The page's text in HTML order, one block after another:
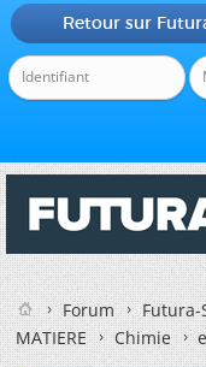
Retour sur
Forum
Futura-
MATIERE
Chimie